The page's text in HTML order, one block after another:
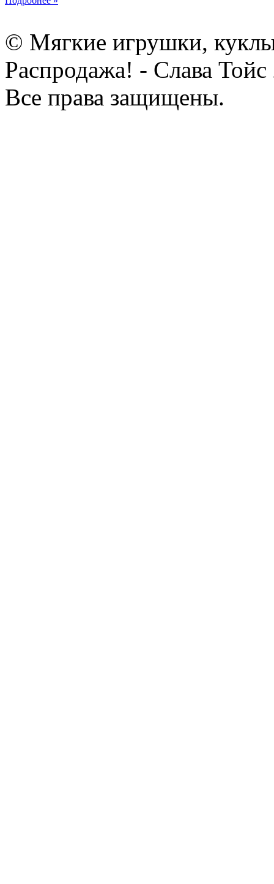
© Мягкие игрушки,
Распродажа! - Слава Тойс
Все права защищены.